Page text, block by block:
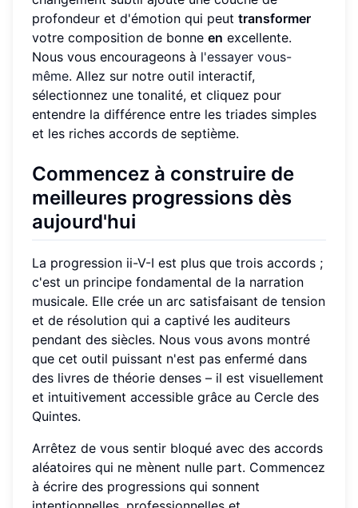
profondeur et d'émotion qui peut transformer
votre composition de bonne en excellente.
Nous vous encourageons à l'essayer vous-
même. Allez sur notre outil interactif,
sélectionnez une tonalité, et cliquez pour
entendre la différence entre les triades simples
et les riches accords de septième.
Commencez à construire de
meilleures progressions dès
aujourd'hui
La progression ii-V-I est plus que trois accords ;
c'est un principe fondamental de la narration
musicale. Elle crée un arc satisfaisant de tension
et de résolution qui a captivé les auditeurs
pendant des siècles. Nous vous avons montré
que cet outil puissant n'est pas enfermé dans
des livres de théorie denses – il est visuellement
et intuitivement accessible grâce au Cercle des
Quintes.
Arrêtez de vous sentir bloqué avec des accords
aléatoires qui ne mènent nulle part. Commencez
à écrire des progressions qui sonnent